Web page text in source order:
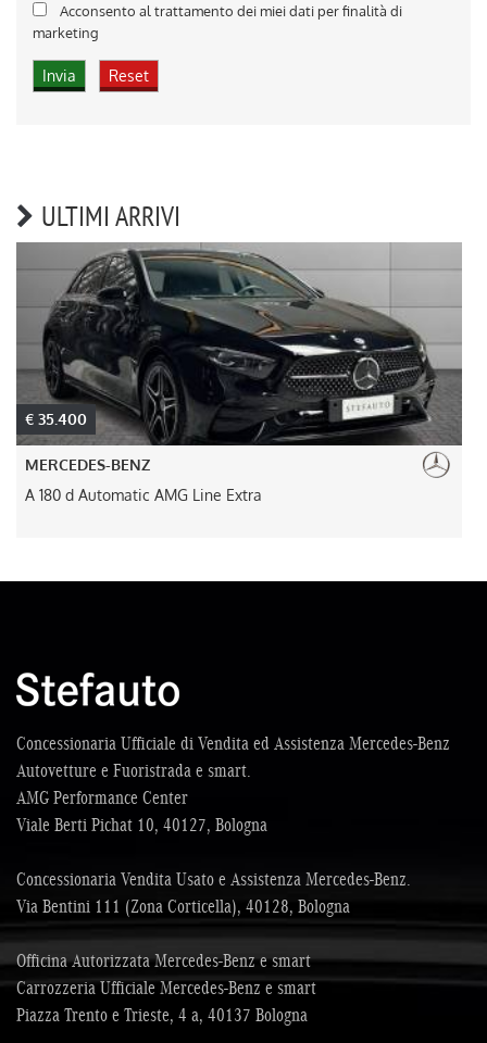
Acconsento al trattamento dei miei dati per finalità di
marketing
ULTIMI ARRIVI
€ 35.400
MERCEDES-BENZ
A 180 d Automatic AMG Line Extra
Concessionaria Ufficiale di Vendita ed Assistenza Mercedes-Benz
Autovetture e Fuoristrada e smart.
AMG Performance Center
Viale Berti Pichat 10, 40127, Bologna
Concessionaria Vendita Usato e Assistenza Mercedes-Benz.
Via Bentini 111 (Zona Corticella), 40128, Bologna
Officina Autorizzata Mercedes-Benz e smart
Carrozzeria Ufficiale Mercedes-Benz e smart
Piazza Trento e Trieste, 4 a, 40137 Bologna